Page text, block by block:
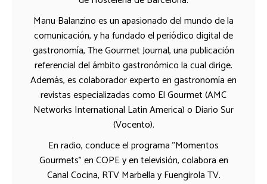
Manu Balanzino es un apasionado del mundo de la
comunicación, y ha fundado el periódico digital de
gastronomía, The Gourmet Journal, una publicación
referencial del ámbito gastronómico la cual dirige.
Además, es colaborador experto en gastronomía en
revistas especializadas como El Gourmet (AMC
Networks International Latin America) o Diario Sur
(Vocento).
En radio, conduce el programa "Momentos
Gourmets" en COPE y en televisión, colabora en
Canal Cocina, RTV Marbella y Fuengirola TV.